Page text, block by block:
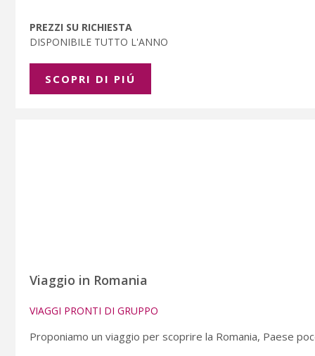
PREZZI SU RICHIESTA
DISPONIBILE TUTTO L'ANNO
SCOPRI DI PIÚ
Viaggio in Romania
VIAGGI PRONTI DI GRUPPO
Proponiamo un viaggio per scoprire la Romania, Paese